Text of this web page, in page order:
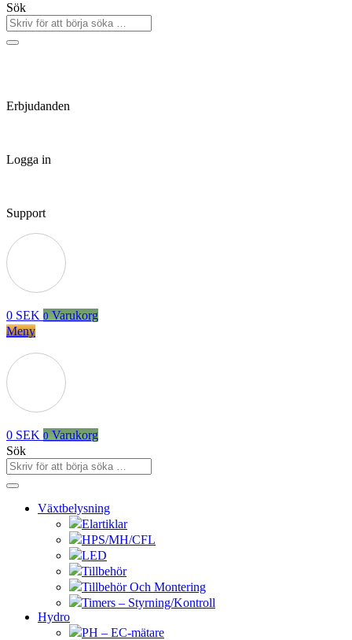
Sök
Erbjudanden
Logga in
Support
0 SEK 0 Varukorg
Meny
0 SEK 0 Varukorg
Sök
Växtbelysning
Elartiklar
HPS/MH/CFL
LED
Tillbehör
Tillbehör Och Montering
Timers – Styrning/Kontroll
Hydro
PH – EC-mätare